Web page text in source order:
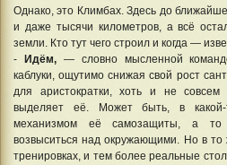
Однако, это Климбах. Здесь до
и даже тысячи километров, а всё
земли. Кто тут чего строил и когда —
-
Идём,— словно мысленной
каблуки, ощутимо снижая свой рост
для аристократки, хоть и не
выделяет её. Может быть, в
механизмом её самозащиты, а то
возвыситься над окружающими. Но в
тренировках, и тем более реальные